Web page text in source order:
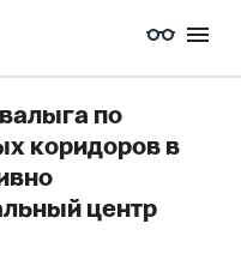
по
коридоров в
центр